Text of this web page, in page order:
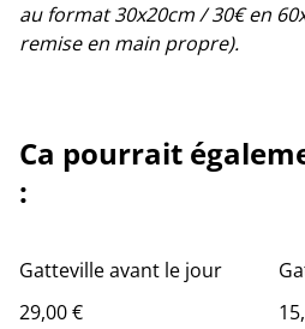
au format 30x20cm / 30€ en
remise en main propre).
Ca pourrait
:
Gatteville avant le jour
29,00 €